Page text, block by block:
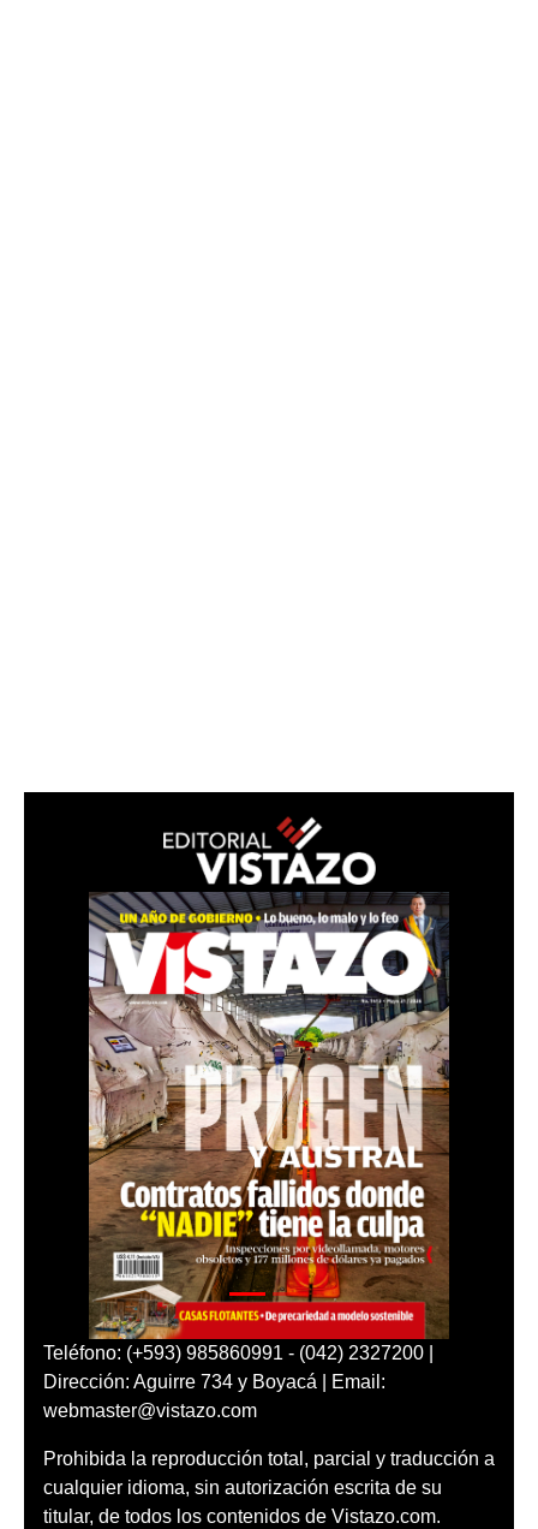
Teléfono: (+593) 985860991 - (042) 2327200 |
Dirección: Aguirre 734 y Boyacá | Email:
webmaster@vistazo.com
Prohibida la reproducción total, parcial y traducción a
cualquier idioma, sin autorización escrita de su
titular, de todos los contenidos de Vistazo.com.